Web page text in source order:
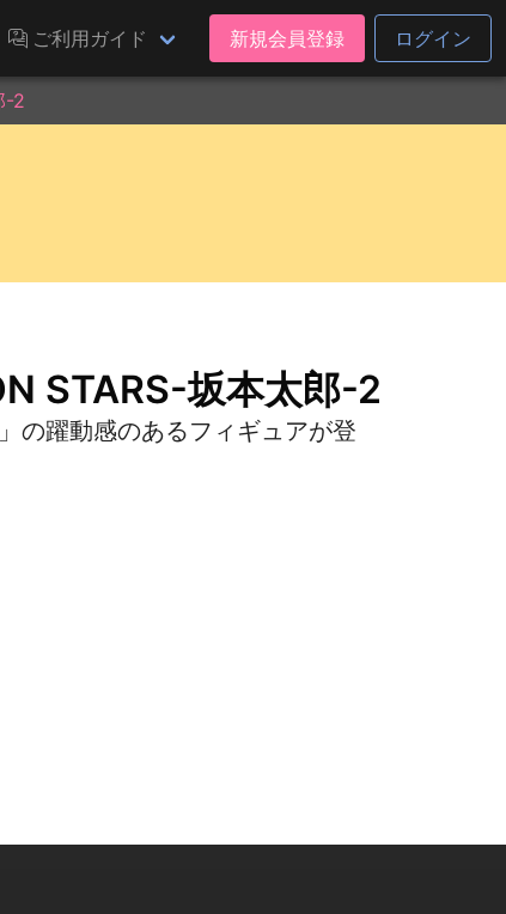
ご利用ガイド 新規会員登録 ログイン
-2
STARS-坂本太郎-2
の躍動感のあるフィギュアが登